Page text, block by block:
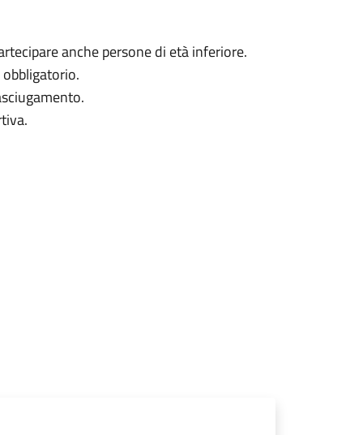
anche persone di età inferiore.